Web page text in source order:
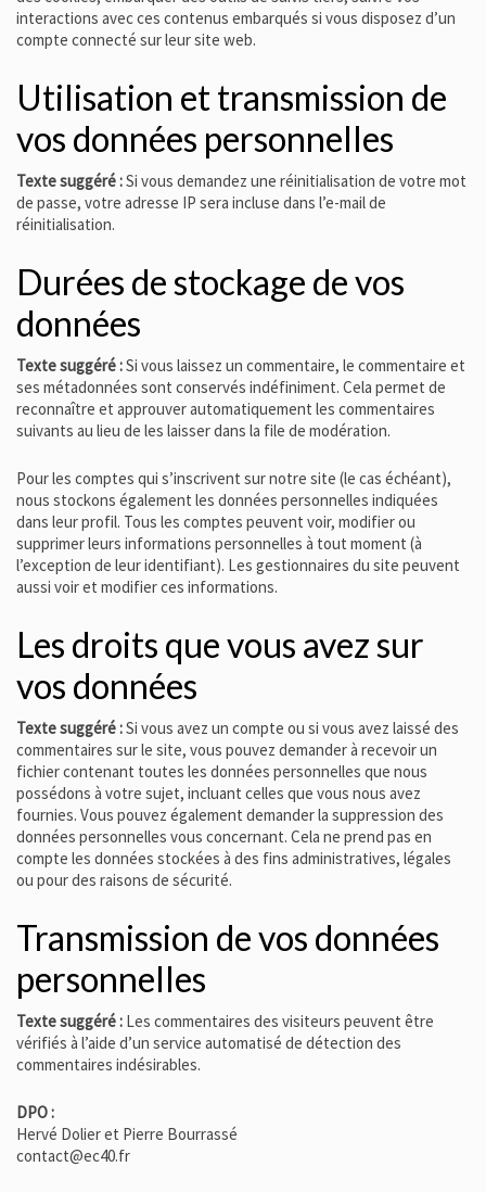
interactions avec ces contenus embarqués si vous disposez d’un
compte connecté sur leur site web.
Utilisation et transmission de
vos données personnelles
Texte suggéré :Si vous demandez une réinitialisation de votre mot
de passe, votre adresse IP sera incluse dans l’e-mail de
réinitialisation.
Durées de stockage de vos
données
Texte suggéré :Si vous laissez un commentaire, le commentaire et
ses métadonnées sont conservés indéfiniment. Cela permet de
reconnaître et approuver automatiquement les commentaires
suivants au lieu de les laisser dans la file de modération.
Pour les comptes qui s’inscrivent sur notre site (le cas échéant),
nous stockons également les données personnelles indiquées
dans leur profil. Tous les comptes peuvent voir, modifier ou
supprimer leurs informations personnelles à tout moment (à
l’exception de leur identifiant). Les gestionnaires du site peuvent
aussi voir et modifier ces informations.
Les droits que vous avez sur
vos données
Texte suggéré :Si vous avez un compte ou si vous avez laissé des
commentaires sur le site, vous pouvez demander à recevoir un
fichier contenant toutes les données personnelles que nous
possédons à votre sujet, incluant celles que vous nous avez
fournies. Vous pouvez également demander la suppression des
données personnelles vous concernant. Cela ne prend pas en
compte les données stockées à des fins administratives, légales
ou pour des raisons de sécurité.
Transmission de vos données
personnelles
Texte suggéré : Les commentaires des visiteurs peuvent être
vérifiés à l’aide d’un service automatisé de détection des
commentaires indésirables.
DPO :
Hervé Dolier et Pierre Bourrassé
contact@ec40.fr